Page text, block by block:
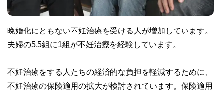
晩婚化にともない不妊治療を受ける人が増加しています。
夫婦の5.5組に1組が不妊治療を経験しています。
不妊治療をする人たちの経済的な負担を軽減するために、
不妊治療の保険適用の拡大が検討されています。保険適用